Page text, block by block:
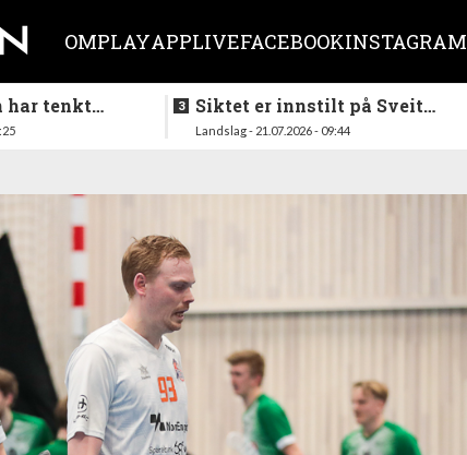
OMPLAYAPPLIVEFACEBOOKINSTAGRAM
har tenkt
køllen på
Siktet er innstilt på Sveits
i mai
Landslag - 21.07.2026 - 09:44